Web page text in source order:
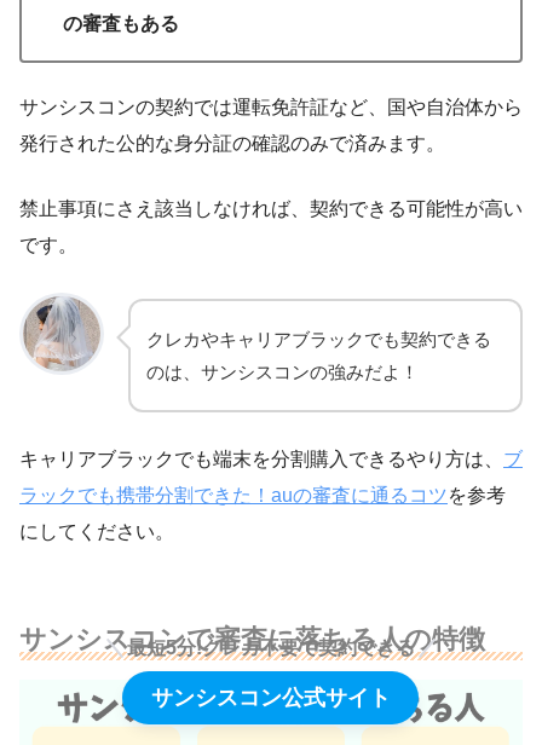
の審査もある
サンシスコンの契約では運転免許証など、国や自治体から
発行された公的な身分証の確認のみで済みます。
禁止事項にさえ該当しなければ、契約できる可能性が高い
です。
クレカやキャリアブラックでも契約できる
のは、サンシスコンの強みだよ！
キャリアブラックでも端末を分割購入できるやり方は、 ブ
ラックでも携帯分割できた！auの審査に通るコツを参考
にしてください。
サンシスコンで審査に落ちる人の特徴
最短5分!クレカ不要で契約できる
サンシスコン公式サイト